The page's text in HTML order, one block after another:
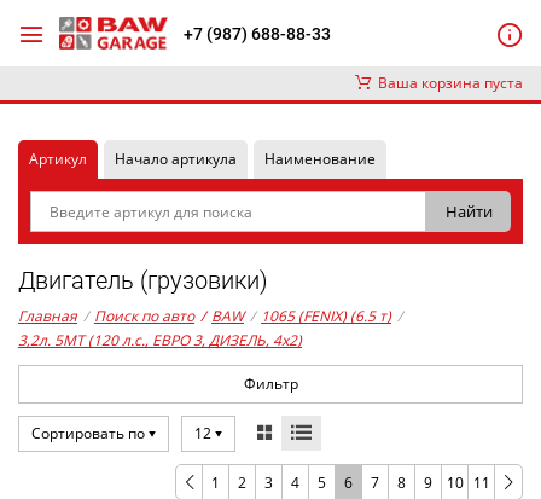
+7 (987) 688-88-33
Ваша корзина пуста
Артикул Начало артикула Наименование
Двигатель (грузовики)
Главная / Поиск по авто / BAW / 1065 (FENIX) (6.5 т) /
3,2л. 5MT (120 л.с., ЕВРО 3, ДИЗЕЛЬ, 4x2)
Фильтр
Сортировать по 12
1 2 3 4 5 6 7 8 9 10 11